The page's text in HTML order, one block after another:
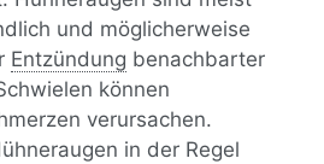
und möglicherweise
Entzündung benachbarter
können
verursachen.
in der Regel